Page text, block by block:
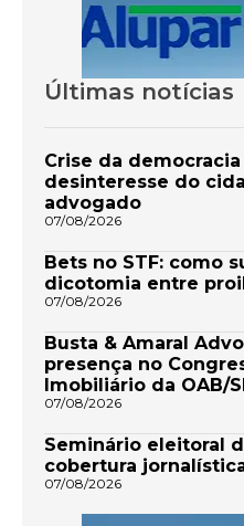
Últimas notícias
Crise da
desinteresse do
advogado
07/08/2026
Bets no STF: como
dicotomia entre
07/08/2026
Busta & Amaral
presença no
Imobiliário da OAB/
07/08/2026
Seminário eleitoral
cobertura
07/08/2026